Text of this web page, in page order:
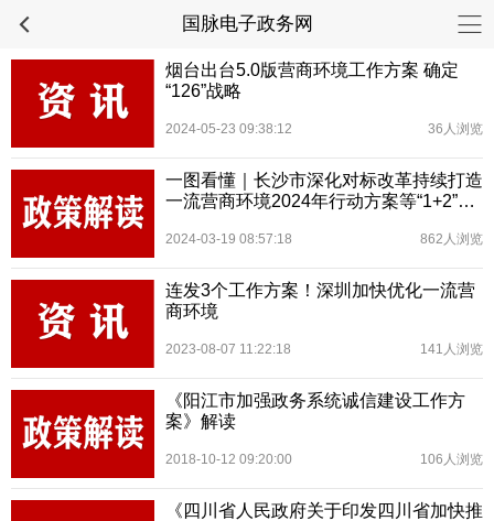
国脉电子政务网
烟台出台5.0版营商环境工作方案 确定
“126”战略
2024-05-23 09:38:12 36人浏览
一图看懂｜长沙市深化对标改革持续打造
一流营商环境2024年行动方案等“1+2”优
2024-03-19 08:57:18 862人浏览
连发3个工作方案！深圳加快优化一流营
商环境
2023-08-07 11:22:18 141人浏览
《阳江市加强政务系统诚信建设工作方
案》解读
2018-10-12 09:20:00 106人浏览
《四川省人民政府关于印发四川省加快推